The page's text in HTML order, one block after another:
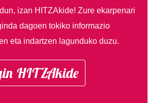
izan HITZAkide!Zure ekarpenari
dagoen tokiko informazio
eta indartzen lagunduko duzu.
HITZAkide